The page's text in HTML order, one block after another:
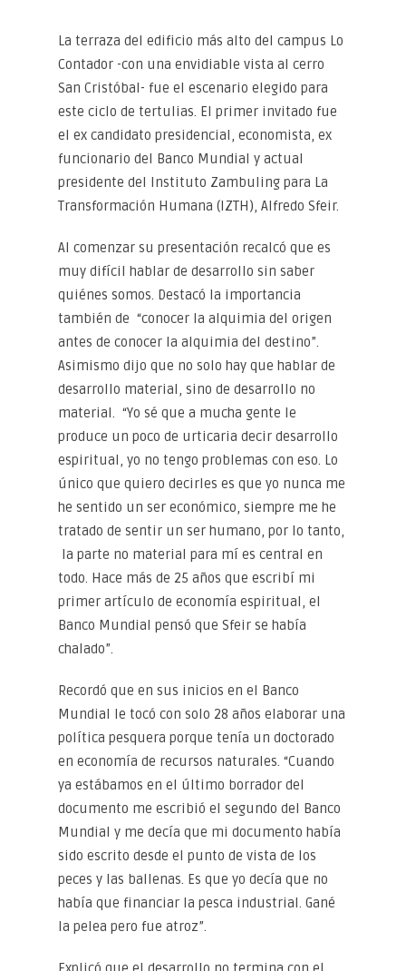
La terraza del edificio más alto del campus Lo
Contador -con una envidiable vista al cerro
San Cristóbal- fue el escenario elegido para
este ciclo de tertulias. El primer invitado fue
el ex candidato presidencial, economista, ex
funcionario del Banco Mundial y actual
presidente del Instituto Zambuling para La
Transformación Humana (IZTH), Alfredo Sfeir.
Al comenzar su presentación recalcó que es
muy difícil hablar de desarrollo sin saber
quiénes somos. Destacó la importancia
también de “conocer la alquimia del origen
antes de conocer la alquimia del destino”.
Asimismo dijo que no solo hay que hablar de
desarrollo material, sino de desarrollo no
material. “Yo sé que a mucha gente le
produce un poco de urticaria decir desarrollo
espiritual, yo no tengo problemas con eso. Lo
único que quiero decirles es que yo nunca me
he sentido un ser económico, siempre me he
tratado de sentir un ser humano, por lo tanto,
la parte no material para mí es central en
todo. Hace más de 25 años que escribí mi
primer artículo de economía espiritual, el
Banco Mundial pensó que Sfeir se había
chalado”.
Recordó que en sus inicios en el Banco
Mundial le tocó con solo 28 años elaborar una
política pesquera porque tenía un doctorado
en economía de recursos naturales. “Cuando
ya estábamos en el último borrador del
documento me escribió el segundo del Banco
Mundial y me decía que mi documento había
sido escrito desde el punto de vista de los
peces y las ballenas. Es que yo decía que no
había que financiar la pesca industrial. Gané
la pelea pero fue atroz”.